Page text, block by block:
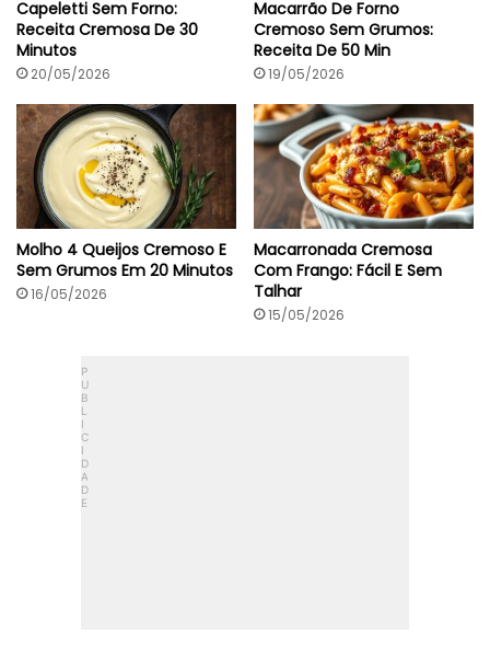
Capeletti Sem Forno:
Receita Cremosa De 30
Minutos
20/05/2026
Macarrão De Forno
Cremoso Sem Grumos:
Receita De 50 Min
19/05/2026
Molho 4 Queijos Cremoso E
Sem Grumos Em 20 Minutos
16/05/2026
Macarronada Cremosa
Com Frango: Fácil E Sem
Talhar
15/05/2026